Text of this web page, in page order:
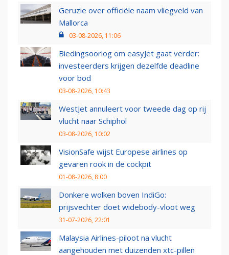
Geruzie over officiële naam vliegveld van
Mallorca
03-08-2026, 11:06
Biedingsoorlog om easyJet gaat verder:
investeerders krijgen dezelfde deadline
voor bod
03-08-2026, 10:43
WestJet annuleert voor tweede dag op rij
vlucht naar Schiphol
03-08-2026, 10:02
VisionSafe wijst Europese airlines op
gevaren rook in de cockpit
01-08-2026, 8:00
Donkere wolken boven IndiGo:
prijsvechter doet widebody-vloot weg
31-07-2026, 22:01
Malaysia Airlines-piloot na vlucht
aangehouden met duizenden xtc-pillen